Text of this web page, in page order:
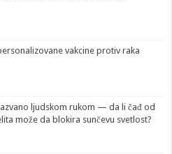
vakcine protiv raka
ljudskom rukom — da li čađ od
može da blokira sunčevu svetlost?